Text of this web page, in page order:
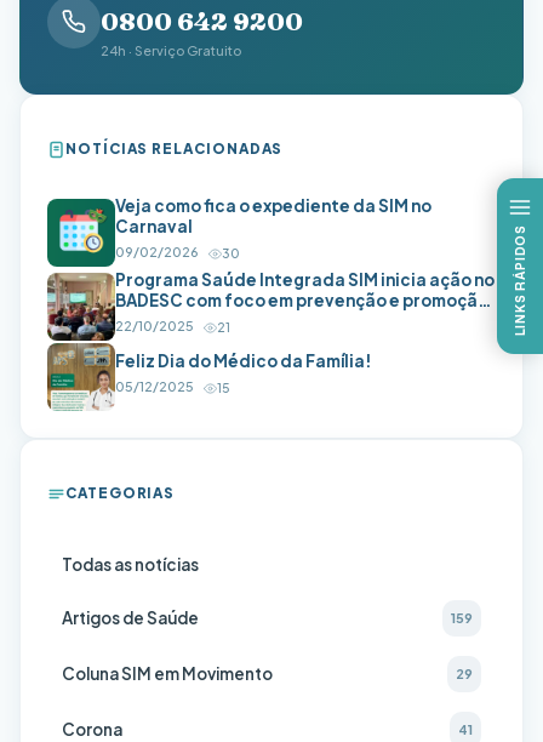
0800 642 9200
24h · Serviço Gratuito
NOTÍCIAS RELACIONADAS
Veja como fica o expediente da SIM no
Carnaval
09/02/2026 30
Programa Saúde Integrada SIM inicia ação no
BADESC com foco em prevenção e promoção
da saúde
22/10/2025 21
Feliz Dia do Médico da Família!
05/12/2025 15
CATEGORIAS
Todas as notícias
Artigos de Saúde 159
Coluna SIM em Movimento 29
Corona 41
LINKS RÁPIDOS